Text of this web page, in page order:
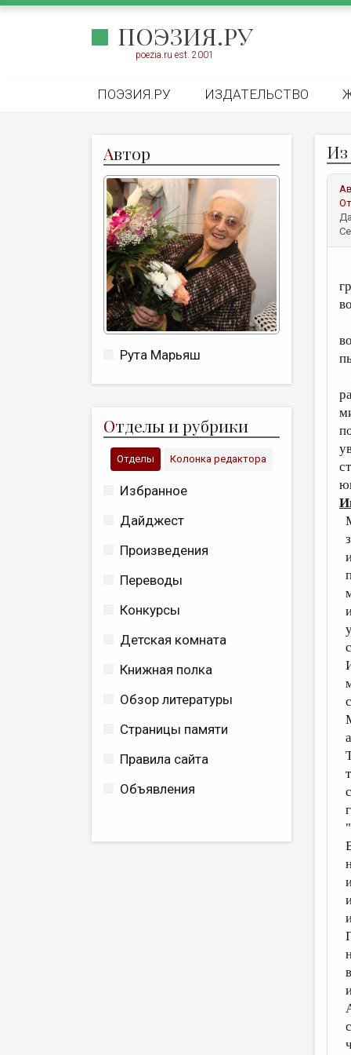
ПОЭЗИЯ.РУ
poezia.ru est. 2001
ПОЭЗИЯ.РУ ИЗДАТЕЛЬСТВО
Автор
Рута Марьяш
Отделы и рубрики
Отделы Колонка редактора
Избранное
Дайджест
Произведения
Переводы
Конкурсы
Детская комната
Книжная полка
Обзор литературы
Страницы памяти
Правила сайта
Объявления
Из